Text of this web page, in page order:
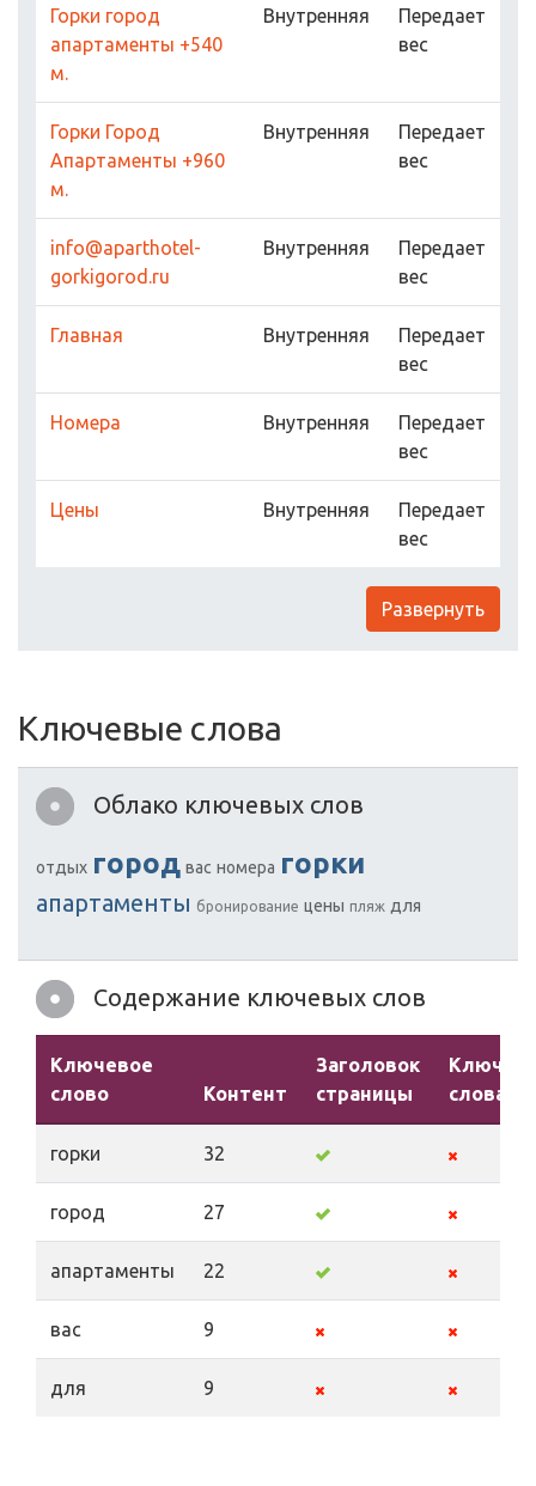
Горки город
апартаменты +540
м.
Внутренняя
Передает
вес
Горки Город
Апартаменты +960
м.
Внутренняя
Передает
вес
info@aparthotel-
gorkigorod.ru
Внутренняя
Передает
вес
Главная Внутренняя
Передает
вес
Номера Внутренняя
Передает
вес
Цены Внутренняя
Передает
вес
Развернуть
Ключевые слова
Облако ключевых слов
отдых город вас номера горки
апартаменты бронирование цены пляж для
Содержание ключевых слов
Ключевое
слово
Контент
Заголовок
страницы
слова
горки 32
город 27
апартаменты 22
вас 9
для 9